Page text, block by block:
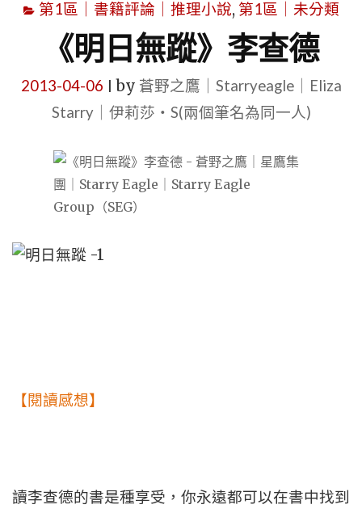
第1區｜書籍評論｜推理小說, 第1區｜未分類
《明日無蹤》李查德
2013-04-06 by 蒼野之鷹｜Starryeagle｜Eliza
Starry｜伊莉莎・S(兩個筆名為同一人)
【閱讀感想】
讀李查德的書是種享受，你永遠都可以在書中找到